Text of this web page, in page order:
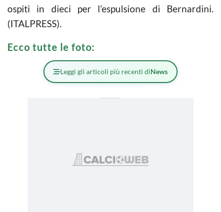
ospiti in dieci per l’espulsione di Bernardini.
(ITALPRESS).
Ecco tutte le foto:
Leggi gli articoli più recenti diNews